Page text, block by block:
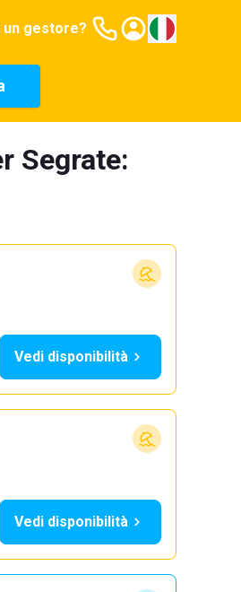
un gestore?
Segrate:
Vedi disponibilità
Vedi disponibilità